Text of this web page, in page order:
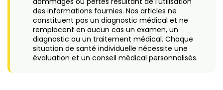
des informations fournies. Nos articles ne
constituent pas un diagnostic médical et ne
remplacent en aucun cas un examen, un
diagnostic ou un traitement médical. Chaque
situation de santé individuelle nécessite une
évaluation et un conseil médical personnalisés.